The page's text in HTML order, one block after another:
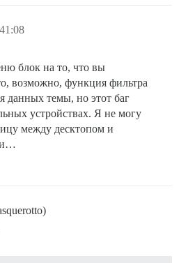
блок на то, что вы
возможно, функция фильтра
данных темы, но этот баг
устройствах. Я не могу
между десктопом и